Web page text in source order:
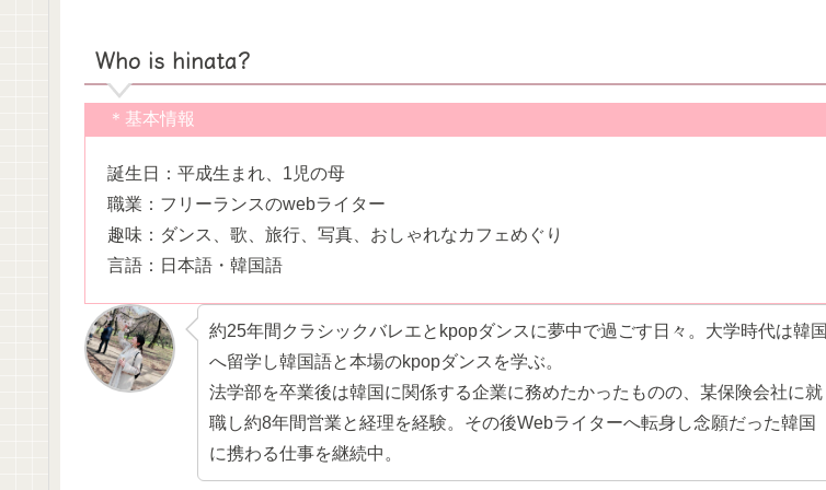
Who is hinata?
＊基本情報
誕生日：平成生まれ、1児の母
職業：フリーランスのwebライター
趣味：ダンス、歌、旅行、写真、おしゃれなカフェめぐり
言語：日本語・韓国語
約25年間クラシックバレエとkpopダンスに夢中で過ごす日々。大学時代は韓国
へ留学し韓国語と本場のkpopダンスを学ぶ。
法学部を卒業後は韓国に関係する企業に務めたかったものの、某保険会社に就
職し約8年間営業と経理を経験。その後Webライターへ転身し念願だった韓国
に携わる仕事を継続中。